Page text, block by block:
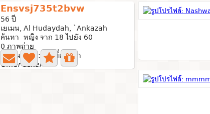
Ensvsj735t2bvw
56 ปี
เยเมน, Al Hudaydah, `Ankazah
ค้นหา หญิง จาก 18 ไปยัง 60
0 ภาพถ่าย
ใช้งานล่าสุด: 3 ปีที่ผ่านมา
Omer asker